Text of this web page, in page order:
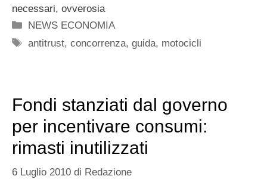
necessari, ovverosia
Categorie
NEWS ECONOMIA
Tag
antitrust,concorrenza,guida, motocicli
Fondi stanziati dal governo
per incentivare consumi:
rimasti inutilizzati
6 Luglio 2010 di Redazione